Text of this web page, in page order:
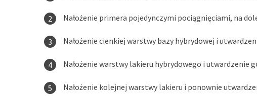
Nałożenie primera pojedynczymi pociągnięciami, na
Nałożenie cienkiej warstwy bazy hybrydowej i
Nałożenie warstwy lakieru hybrydowego i utwardzenie
Nałożenie kolejnej warstwy lakieru i ponownie